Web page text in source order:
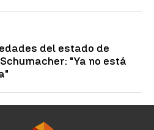
del estado de
"Ya no está